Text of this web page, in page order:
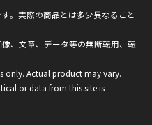
。実際の商品とは多少異なること
、文章、データ等の無断転用、転
only. Actual product may vary.
or data from this site is